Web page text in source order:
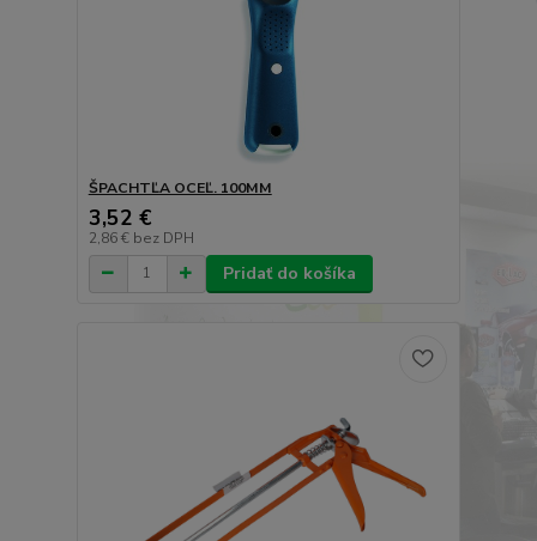
ŠPACHTĽA OCEĽ. 100MM
3,52 €
2,86 € bez DPH
Pridať do košíka